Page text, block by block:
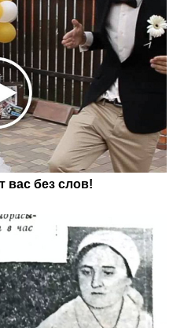
вас без слов!